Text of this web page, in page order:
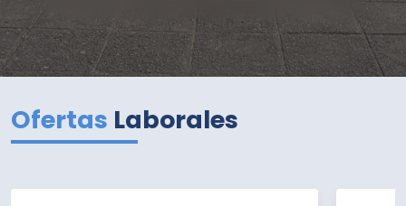
Ofertas Laborales